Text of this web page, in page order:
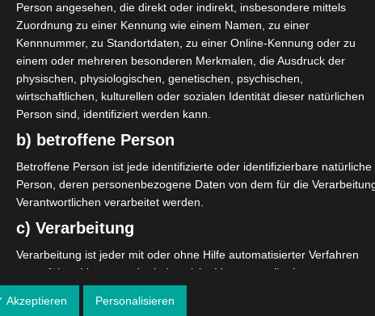
ein einwandfreies Zusammenspiel von Schulkonsole und IT-
Person angesehen, die direkt oder indirekt, insbesondere mittels
Zuordnung zu einer Kennung wie einem Namen, zu einer
Kennnummer, zu Standortdaten, zu einer Online-Kennung oder zu
einem oder mehreren besonderen Merkmalen, die Ausdruck der
physischen, physiologischen, genetischen, psychischen,
wirtschaftlichen, kulturellen oder sozialen Identität dieser natürlichen
Person sind, identifiziert werden kann.
b) betroffene Person
Betroffene Person ist jede identifizierte oder identifizierbare natürliche
Person, deren personenbezogene Daten von dem für die
Verantwortlichen verarbeitet werden.
c) Verarbeitung
Verarbeitung ist jeder mit oder ohne Hilfe automatisierter Verfahren
ausgeführte Vorgang oder jede solche Vorgangsreihe im
Erfassen, die Organisation, das Ordnen, die Speicherung, die
Akzeptieren Personalisieren